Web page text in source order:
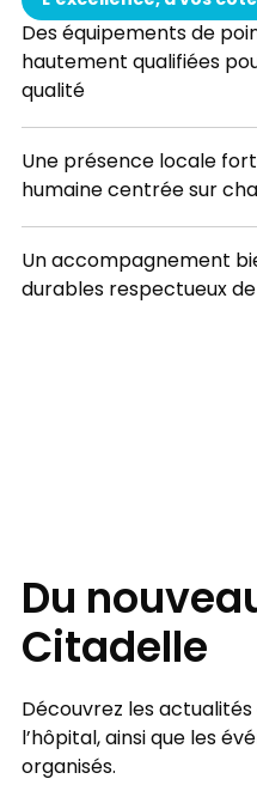
Des équipements de
hautement qualifiées
qualité
Une présence locale
humaine centrée sur
Un accompagnement
durables respectueux
Du
Citadelle
Découvrez les
l’hôpital, ainsi que les
organisés.